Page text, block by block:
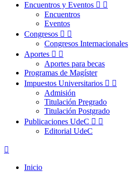
Encuentros y Eventos  
Encuentros
Eventos
Congresos  
Congresos Internacionales
Aportes  
Aportes para becas
Programas de Magíster
Impuestos Universitarios  
Admisión
Titulación Pregrado
Titulación Postgrado
Publicaciones UdeC  
Editorial UdeC

Inicio